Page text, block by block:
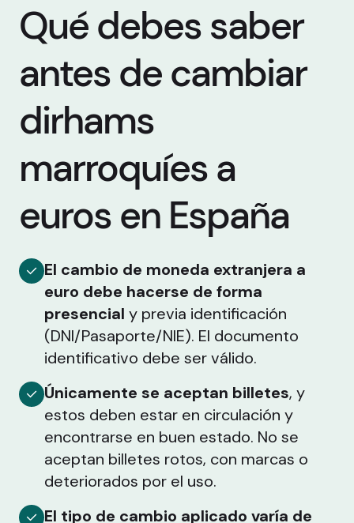
Qué debes saber
antes de cambiar
dirhams
marroquíes a
euros en España
El cambio de moneda extranjera a
euro debe hacerse de forma
presencial y previa identificación
(DNI/Pasaporte/NIE). El documento
identificativo debe ser válido.
Únicamente se aceptan billetes, y
estos deben estar en circulación y
encontrarse en buen estado. No se
aceptan billetes rotos, con marcas o
deteriorados por el uso.
El tipo de cambio aplicado varía de